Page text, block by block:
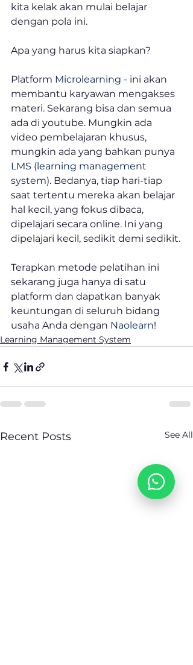
kita kelak akan mulai belajar
dengan pola ini.
Apa yang harus kita siapkan?
Platform Microlearning - ini akan
membantu karyawan mengakses
materi. Sekarang bisa dan semua
ada di youtube. Mungkin ada
video pembelajaran khusus,
mungkin ada yang bahkan punya
LMS (learning management
system). Bedanya, tiap hari-tiap
saat tertentu mereka akan belajar
hal kecil, yang fokus dibaca,
dipelajari secara online. Ini yang
dipelajari kecil, sedikit demi sedikit.
Terapkan metode pelatihan ini
sekarang juga hanya di satu
platform dan dapatkan banyak
keuntungan di seluruh bidang
usaha Anda dengan Naolearn!
Learning Management System
Recent Posts See All